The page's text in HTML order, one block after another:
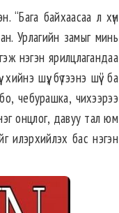
“Бага байхаасаа л хүн
Урлагийн замыг минь
нэгэн ярилцлагандаа
шүү, бүтээнэ шүү” ба
чебурашка, чихээрээ
онцлог, давуу тал юм
илэрхийлэх бас нэгэн